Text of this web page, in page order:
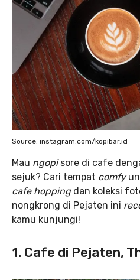
Source: instagram.com/kopibar.id
Mau ngopisore di cafe
sejuk? Cari tempat comfy
cafe hoppingdan koleksi
nongkrong di Pejaten ini
kamu kunjungi!
1. Cafe di Pejaten,